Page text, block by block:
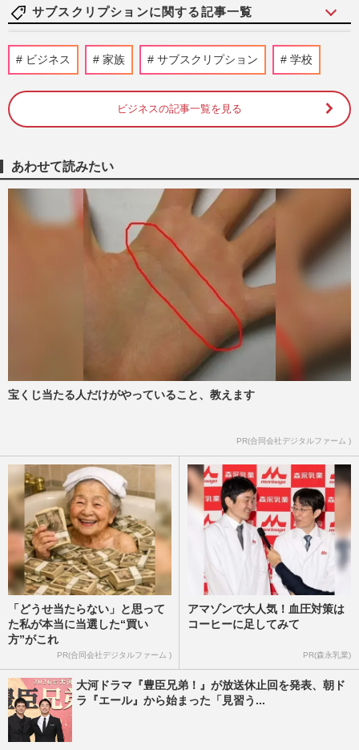
サブスクリプションに関する記事一覧
Netflix『ガス人間』初週1位発進、こばや
し元樹の“怪演”が話題「すごい人間凶器っ
週刊女性PRIME 2026/7/11
音ズレ…激怒の加入者がDAZNを見限り
「W杯の日本戦は地上波でいい…
週刊女性PRIME
吉沢亮主演の大ヒット映画『国宝』アマゾ
ンプライムビデオ独占配信決定も「配信に
向かねえ」懸念される“価…
週刊女性PRIME 2026/6/19
『DAZN』ワールドカップ・日本対オラン
ダ試合中継での「音ズレ」を謝罪、サッカ
ーサブスクを牛耳る“黒船の…
週刊女性PRIME
吉沢亮主演の大ヒット映画『国宝』アマゾ
向かねえ」懸念される“価…
週刊女性PRIME 2026/5/22
ビジネス 家族 サブスクリプション 学校
ビジネスの記事一覧を見る
あわせて読みたい
宝くじ当たる人だけがやっていること、教えます
PR(合同会社デジタルファーム )
「どうせ当たらない」と思って
た私が本当に当選した“買い
方”がこれ
PR(合同会社デジタルファーム )
アマゾンで大人気！血圧対策は
コーヒーに足してみて
PR(森永乳業)
大河ドラマ『豊臣兄弟！』が放送休止回を発表、朝ド
ラ『エール』から始まった「見習う...